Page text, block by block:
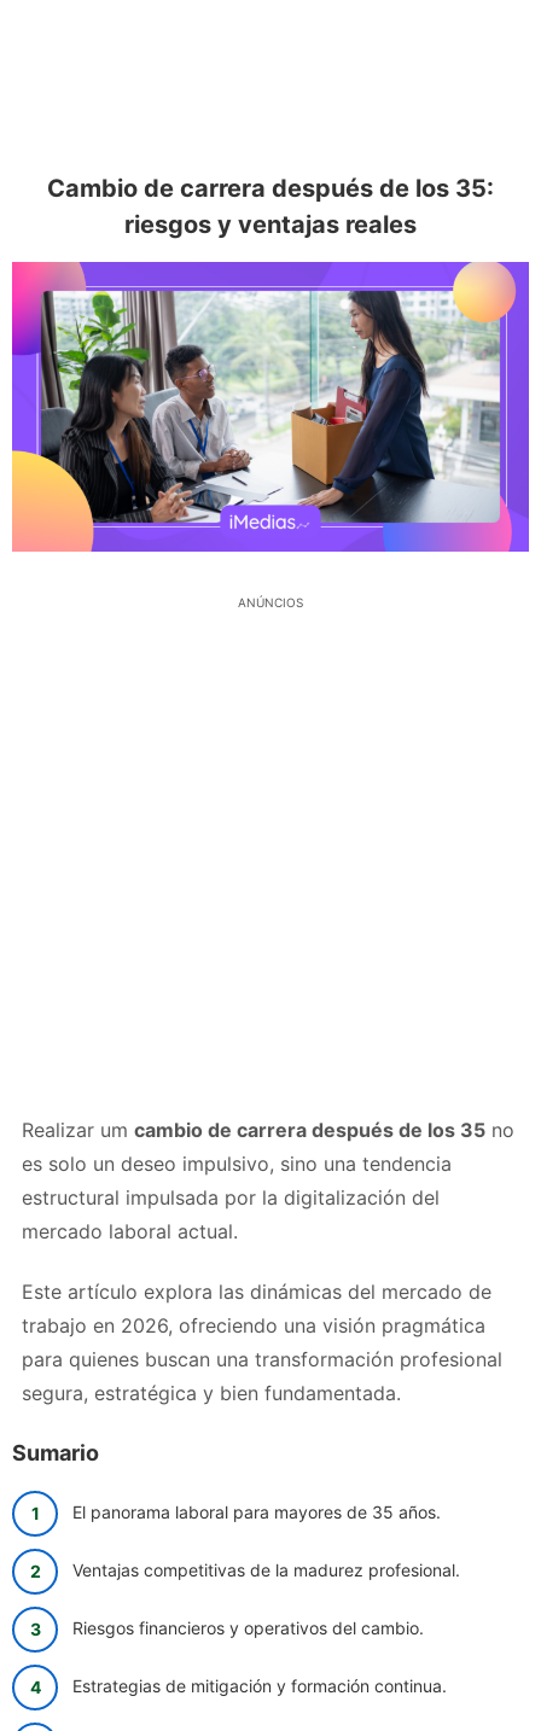
Cambio de carrera después de los 35:
riesgos y ventajas reales
ANÚNCIOS
Realizar um cambio de carrera después de los 35 no
es solo un deseo impulsivo, sino una tendencia
estructural impulsada por la digitalización del
mercado laboral actual.
Este artículo explora las dinámicas del mercado de
trabajo en 2026, ofreciendo una visión pragmática
para quienes buscan una transformación profesional
segura, estratégica y bien fundamentada.
Sumario
El panorama laboral para mayores de 35 años.
Ventajas competitivas de la madurez profesional.
Riesgos financieros y operativos del cambio.
Estrategias de mitigación y formación continua.